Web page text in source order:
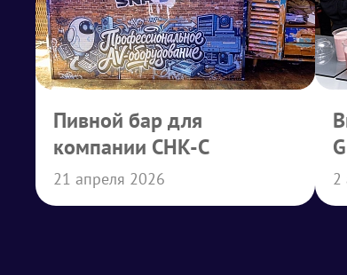
Пивной бар для
компании СНК-С
21 апреля 2026 2